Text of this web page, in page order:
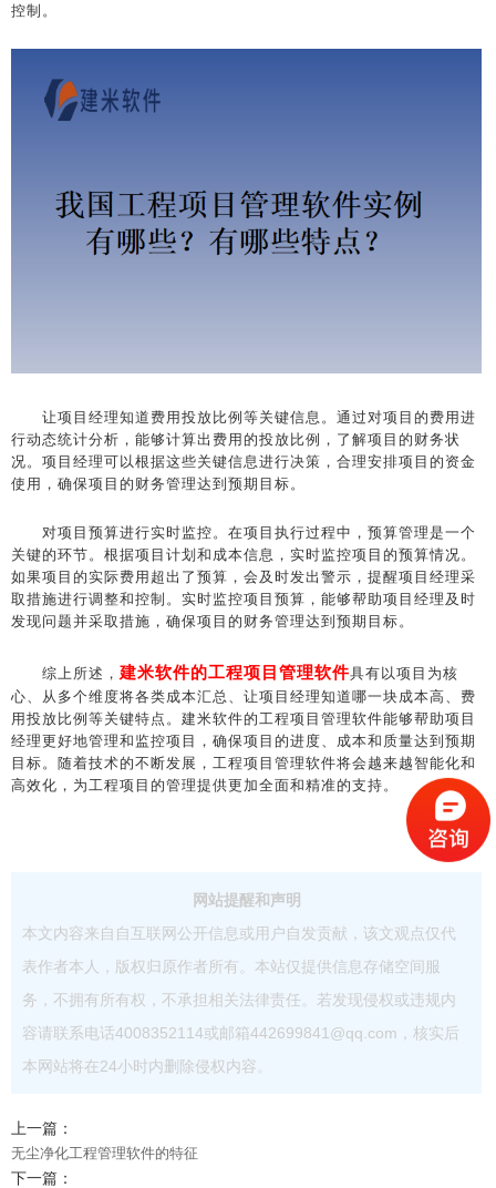
控制。
让项目经理知道费用投放比例等关键信息。通过对项目的费用进
行动态统计分析，能够计算出费用的投放比例，了解项目的财务状
况。项目经理可以根据这些关键信息进行决策，合理安排项目的资金
使用，确保项目的财务管理达到预期目标。
对项目预算进行实时监控。在项目执行过程中，预算管理是一个
关键的环节。根据项目计划和成本信息，实时监控项目的预算情况。
如果项目的实际费用超出了预算，会及时发出警示，提醒项目经理采
取措施进行调整和控制。实时监控项目预算，能够帮助项目经理及时
发现问题并采取措施，确保项目的财务管理达到预期目标。
综上所述， 建米软件的工程项目管理软件具有以项目为核
心、从多个维度将各类成本汇总、让项目经理知道哪一块成本高、费
用投放比例等关键特点。建米软件的工程项目管理软件能够帮助项目
经理更好地管理和监控项目，确保项目的进度、成本和质量达到预期
目标。随着技术的不断发展，工程项目管理软件将会越来越智能化和
高效化，为工程项目的管理提供更加全面和精准的支持。
网站提醒和声明
本文内容来自自互联网公开信息或用户自发贡献，该文观点仅代
表作者本人，版权归原作者所有。本站仅提供信息存储空间服
务，不拥有所有权，不承担相关法律责任。若发现侵权或违规内
容请联系电话4008352114或邮箱442699841@qq.com，核实后
本网站将在24小时内删除侵权内容。
上一篇：
无尘净化工程管理软件的特征
下一篇：